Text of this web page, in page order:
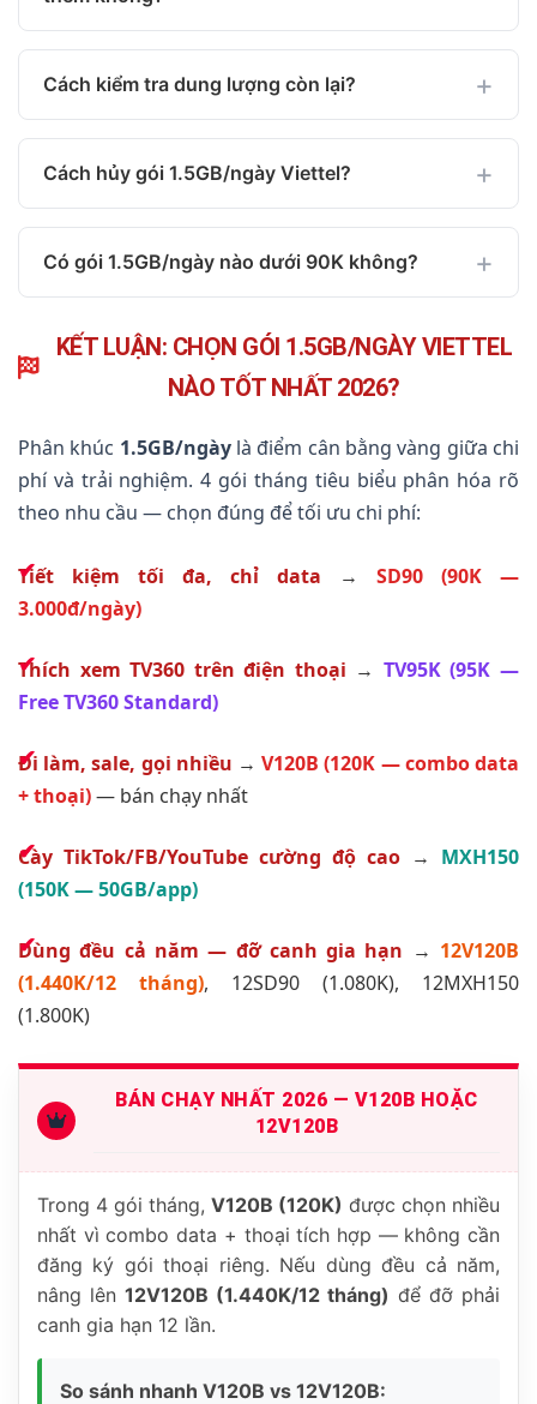
Cách kiểm tra dung lượng còn lại?
Cách hủy gói 1.5GB/ngày Viettel?
Có gói 1.5GB/ngày nào dưới 90K không?
KẾT LUẬN: CHỌN GÓI 1.5GB/NGÀY VIETTEL
NÀO TỐT NHẤT 2026?
Phân khúc 1.5GB/ngàylà điểm cân bằng vàng giữa chi
phí và trải nghiệm. 4 gói tháng tiêu biểu phân hóa rõ
theo nhu cầu — chọn đúng để tối ưu chi phí:
Tiết kiệm tối đa, chỉ data → SD90 (90K —
3.000đ/ngày)
Thích xem TV360 trên điện thoại → TV95K (95K —
Free TV360 Standard)
Đi làm, sale, gọi nhiều →V120B (120K — combo data
+ thoại)— bán chạy nhất
Cày TikTok/FB/YouTube cường độ cao → MXH150
(150K — 50GB/app)
Dùng đều cả năm — đỡ canh gia hạn → 12V120B
(1.440K/12 tháng), 12SD90 (1.080K), 12MXH150
(1.800K)
BÁN CHẠY NHẤT 2026 — V120B HOẶC
12V120B
Trong 4 gói tháng, V120B (120K) được chọn nhiều
nhất vì combo data + thoại tích hợp — không cần
đăng ký gói thoại riêng. Nếu dùng đều cả năm,
nâng lên 12V120B (1.440K/12 tháng) để đỡ phải
canh gia hạn 12 lần.
So sánh nhanh V120B vs 12V120B: